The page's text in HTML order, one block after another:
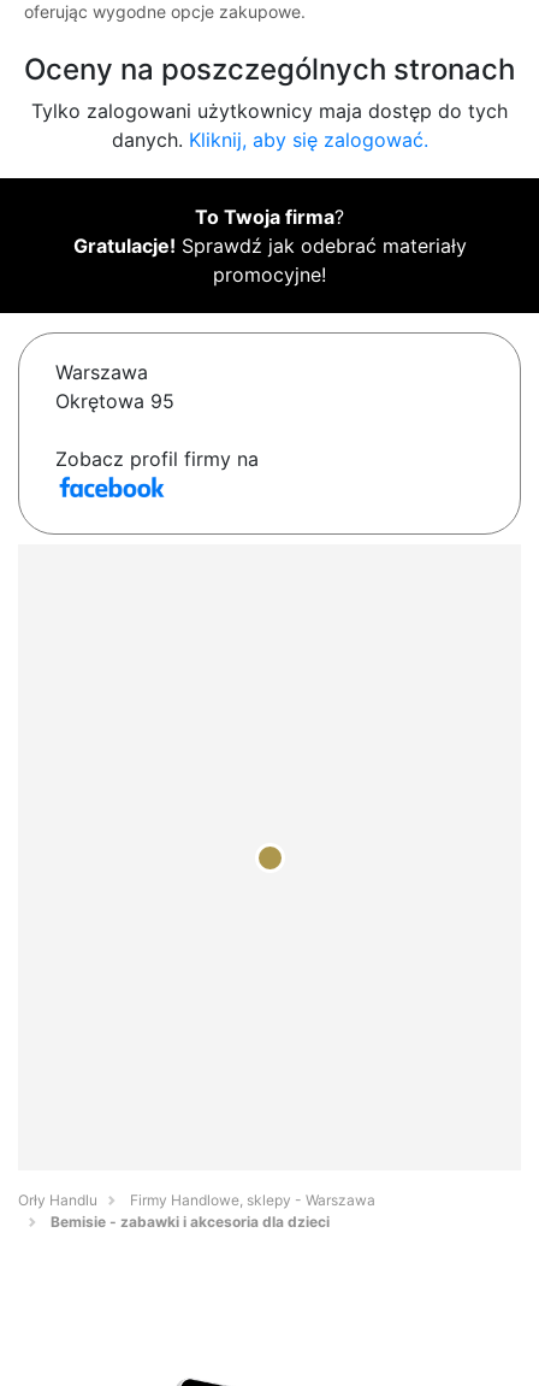
oferując wygodne opcje zakupowe.
Oceny na poszczególnych stronach
Tylko zalogowani użytkownicy maja dostęp do tych
danych. Kliknij, aby się zalogować.
To Twoja firma?
Gratulacje! Sprawdź jak odebrać materiały
promocyjne!
Warszawa
Okrętowa 95
Zobacz profil firmy na
Orły Handlu
Firmy Handlowe, sklepy - Warszawa
Bemisie - zabawki i akcesoria dla dzieci